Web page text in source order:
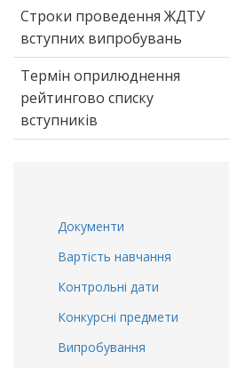
Строки проведення ЖДТУ
вступних випробувань
Термін оприлюднення
рейтингово списку
вступників
Документи
Вартість навчання
Контрольні дати
Конкурсні предмети
Випробування